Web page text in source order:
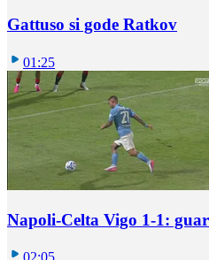
Gattuso si gode Ratkov
01:25
Napoli-Celta Vigo 1-1: